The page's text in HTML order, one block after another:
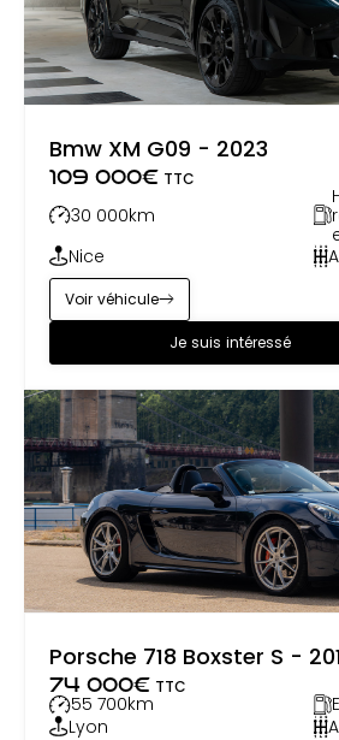
Bmw XM G09 - 2023
109 000€ TTC
30 000km
Nice
Je suis intéressé
Voir véhicule
Porsche 718 Boxster S -
74 000€ TTC
55 700km
Lyon